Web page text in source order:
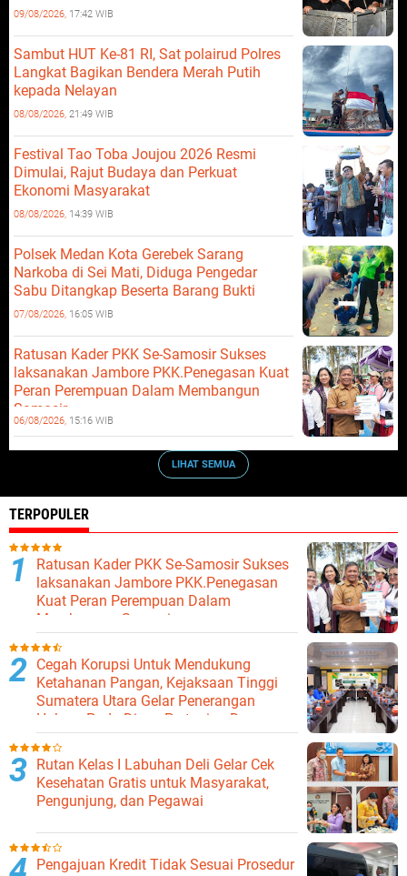
09/08/2026, 17:42 WIB
Sambut HUT Ke-81 RI, Sat polairud Polres
Langkat Bagikan Bendera Merah Putih
kepada Nelayan
08/08/2026, 21:49 WIB
Festival Tao Toba Joujou 2026 Resmi
Dimulai, Rajut Budaya dan Perkuat
Ekonomi Masyarakat
08/08/2026, 14:39 WIB
Polsek Medan Kota Gerebek Sarang
Narkoba di Sei Mati, Diduga Pengedar
Sabu Ditangkap Beserta Barang Bukti
07/08/2026, 16:05 WIB
Ratusan Kader PKK Se-Samosir Sukses
laksanakan Jambore PKK.Penegasan Kuat
Peran Perempuan Dalam Membangun
Samosir.
06/08/2026, 15:16 WIB
LIHAT SEMUA
TERPOPULER
Ratusan Kader PKK Se-Samosir Sukses
laksanakan Jambore PKK.Penegasan
Kuat Peran Perempuan Dalam
Membangun Samosir.
Cegah Korupsi Untuk Mendukung
Ketahanan Pangan, Kejaksaan Tinggi
Sumatera Utara Gelar Penerangan
Hukum Pada Dinas Pertanian Dan
Ketahanan Pangan
Rutan Kelas I Labuhan Deli Gelar Cek
Kesehatan Gratis untuk Masyarakat,
Pengunjung, dan Pegawai
Pengajuan Kredit Tidak Sesuai Prosedur